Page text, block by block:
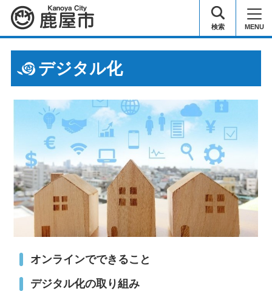
鹿屋市 検索 MENU
デジタル化
オンラインでできること
デジタル化の取り組み